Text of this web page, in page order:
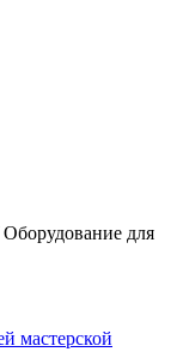
Оборудование для
мастерской